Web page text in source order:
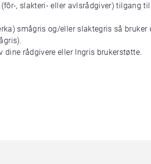
, slakteri- eller avlsrådgiver) tilgang
smågris og/eller slaktegris så
dine rådgivere eller Ingris brukerstøtte.